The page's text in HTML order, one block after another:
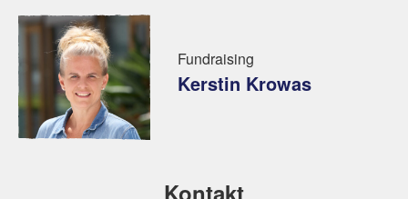
Fundraising
Kerstin Krowas